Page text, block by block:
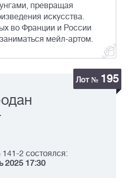
превращая
искусства.
во Франции и России
мейл-артом.
Лот № 195
2 состоялся:
2025 17:30